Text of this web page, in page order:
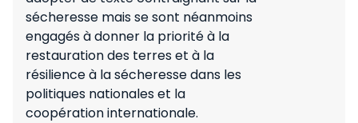
sécheresse mais se sont néanmoins
engagés à donner la priorité à la
restauration des terres et à la
résilience à la sécheresse dans les
politiques nationales et la
coopération internationale.